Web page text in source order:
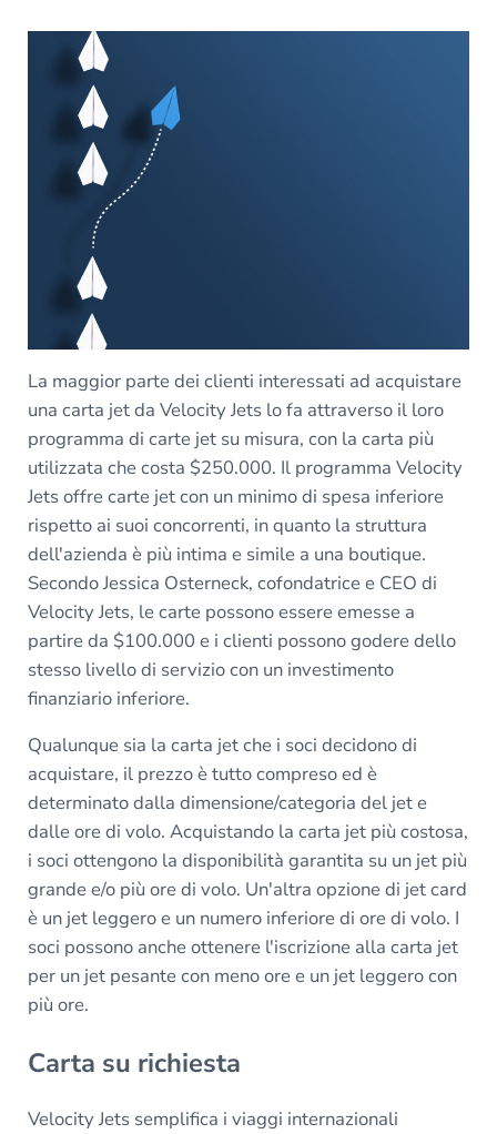
La maggior parte dei clienti interessati ad acquistare
una carta jet da Velocity Jets lo fa attraverso il loro
programma di carte jet su misura, con la carta più
utilizzata che costa $250.000. Il programma Velocity
Jets offre carte jet con un minimo di spesa inferiore
rispetto ai suoi concorrenti, in quanto la struttura
dell'azienda è più intima e simile a una boutique.
Secondo Jessica Osterneck, cofondatrice e CEO di
Velocity Jets, le carte possono essere emesse a
partire da $100.000 e i clienti possono godere dello
stesso livello di servizio con un investimento
finanziario inferiore.
Qualunque sia la carta jet che i soci decidono di
acquistare, il prezzo è tutto compreso ed è
determinato dalla dimensione/categoria del jet e
dalle ore di volo. Acquistando la carta jet più costosa,
i soci ottengono la disponibilità garantita su un jet più
grande e/o più ore di volo. Un'altra opzione di jet card
è un jet leggero e un numero inferiore di ore di volo. I
soci possono anche ottenere l'iscrizione alla carta jet
per un jet pesante con meno ore e un jet leggero con
più ore.
Carta su richiesta
Velocity Jets semplifica i viaggi internazionali